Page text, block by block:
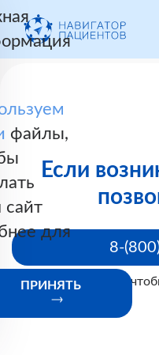
Если
8-
Нажмите,
файлы,
для
ПРИНЯТЬ